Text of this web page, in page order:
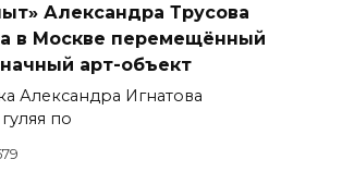
Александра Трусова
в Москве перемещённый
арт-объект
Александра Игнатова
по